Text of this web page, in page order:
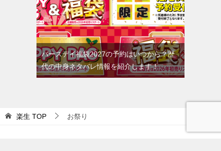
バースデイ福袋2027の予約はいつから？歴
代の中身ネタバレ情報を紹介します！
楽生 TOP お祭り